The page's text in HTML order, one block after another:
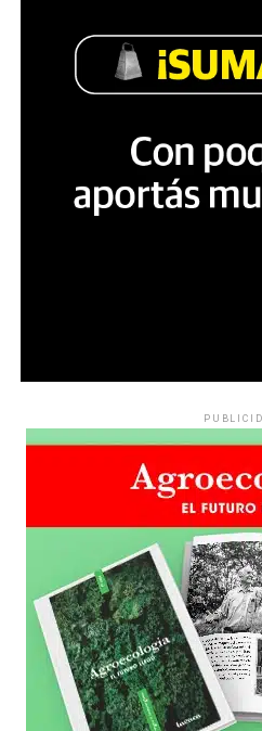
manera para seguir
desfavorable para tanta gente
Sobre la participación en la
mes de abril: “Yo casi ni tenía
terminó quedando. Yo solo
todo lo que vino después es
proyecciones en el marco del
Houssey y en la sala
en el cine Gaumont. “Me
público, al espectador que
La película toca temas
toca vivir entonces uno tiene
el espectador empatice con
MU TRINCHERA
Riobamba 143(mapa)
Capital Federal –
Entrada: $ 4.000,00 –
07/05/2026 al 28/05/